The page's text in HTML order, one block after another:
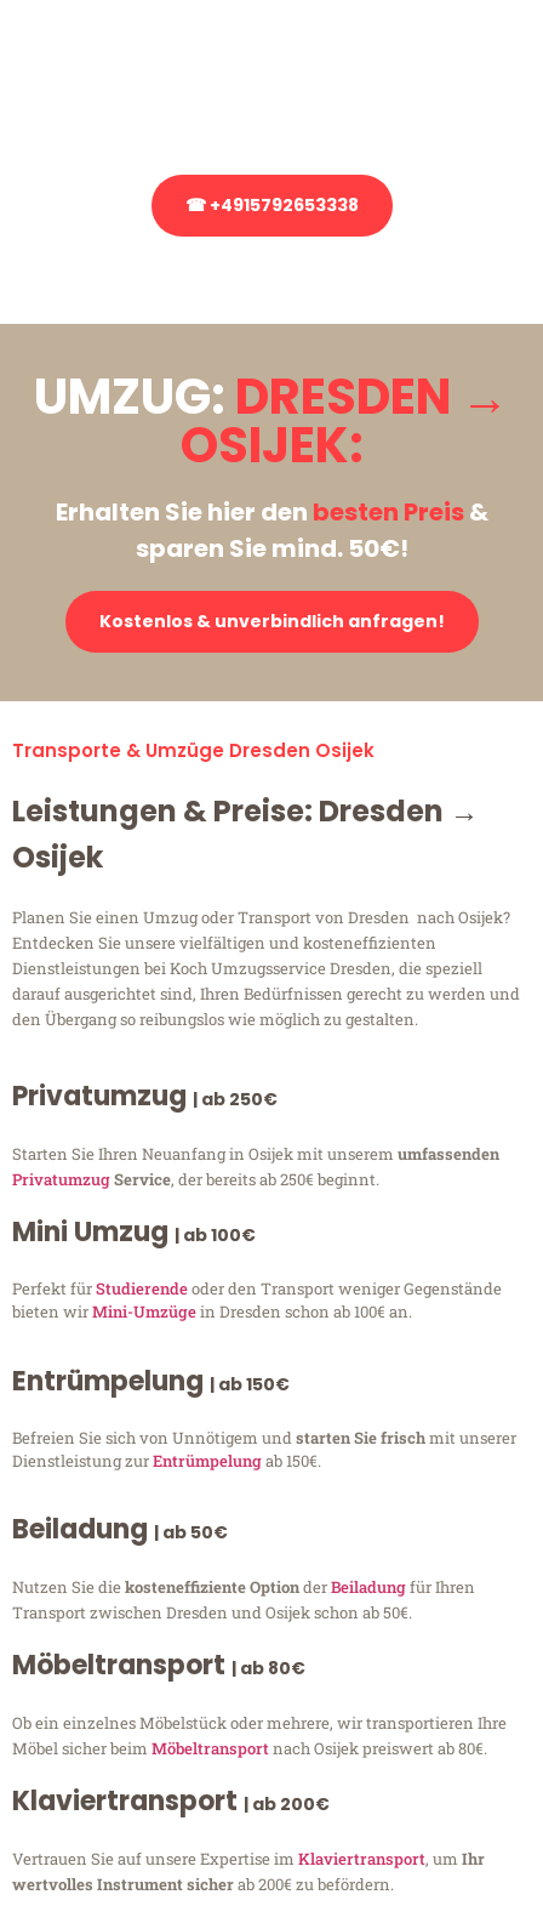
☎ +4915792653338
UMZUG: DRESDEN →
OSIJEK:
Erhalten Sie hier den besten Preis&
sparen Sie mind. 50€!
Kostenlos & unverbindlich anfragen!
Transporte & Umzüge Dresden Osijek
Leistungen & Preise: Dresden →
Osijek
Planen Sie einen Umzug oder Transport von Dresden nach Osijek?
Entdecken Sie unsere vielfältigen und kosteneffizienten
Dienstleistungen bei Koch Umzugsservice Dresden, die speziell
darauf ausgerichtet sind, Ihren Bedürfnissen gerecht zu werden und
den Übergang so reibungslos wie möglich zu gestalten.
Privatumzug | ab 250€
Starten Sie Ihren Neuanfang in Osijek mit unserem umfassenden
PrivatumzugService, der bereits ab 250€ beginnt.
Mini Umzug | ab 100€
Perfekt fürStudierendeoder den Transport weniger Gegenstände
bieten wirMini-Umzügein Dresden schon ab 100€ an.
Entrümpelung | ab 150€
Befreien Sie sich von Unnötigem undstarten Sie frischmit unserer
Dienstleistung zurEntrümpelungab 150€.
Beiladung | ab 50€
Nutzen Sie diekosteneffiziente OptionderBeiladungfür Ihren
Transport zwischen Dresden und Osijek schon ab 50€.
Möbeltransport | ab 80€
Ob ein einzelnes Möbelstück oder mehrere, wir transportieren Ihre
Möbel sicher beim Möbeltransportnach Osijek preiswert ab 80€.
Klaviertransport | ab 200€
Vertrauen Sie auf unsere Expertise im Klaviertransport, um Ihr
wertvolles Instrument sicherab 200€ zu befördern.